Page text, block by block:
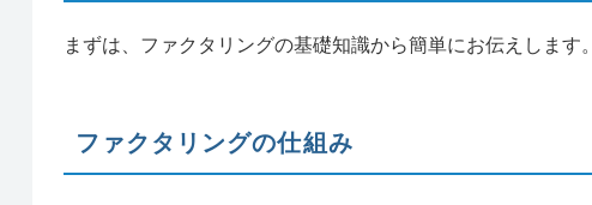
まずは、ファクタリングの基礎知識から簡単にお伝えします。
ファクタリングの仕組み